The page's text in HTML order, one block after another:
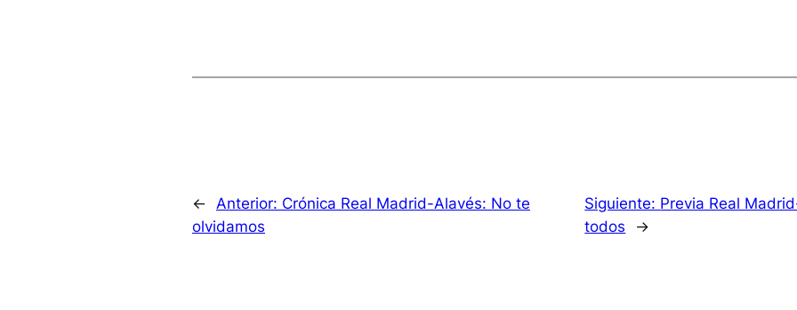
← Anterior: Crónica Real Madrid-Alavés: No te
olvidamos
Siguiente: Previa Real
todos
→